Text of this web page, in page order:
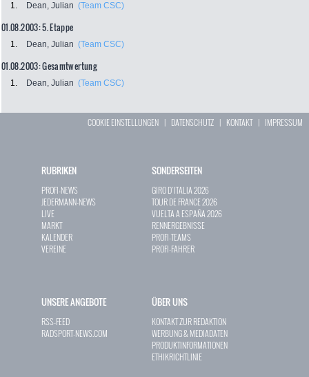
1. Dean, Julian (Team CSC)
01.08.2003: 5. Etappe
1. Dean, Julian (Team CSC)
01.08.2003: Gesamtwertung
1. Dean, Julian (Team CSC)
COOKIE EINSTELLUNGEN | DATENSCHUTZ | KONTAKT| IMPRESSUM
RUBRIKEN
PROFI-NEWS
JEDERMANN-NEWS
LIVE
MARKT
KALENDER
VEREINE
SONDERSEITEN
GIRO D`ITALIA 2026
TOUR DE FRANCE 2026
VUELTA A ESPAÑA 2026
RENNERGEBNISSE
PROFI-TEAMS
PROFI-FAHRER
UNSERE ANGEBOTE
RSS-FEED
RADSPORT-NEWS.COM
ÜBER UNS
KONTAKT ZUR REDAKTION
WERBUNG & MEDIADATEN
PRODUKTINFORMATIONEN
ETHIKRICHTLINIE